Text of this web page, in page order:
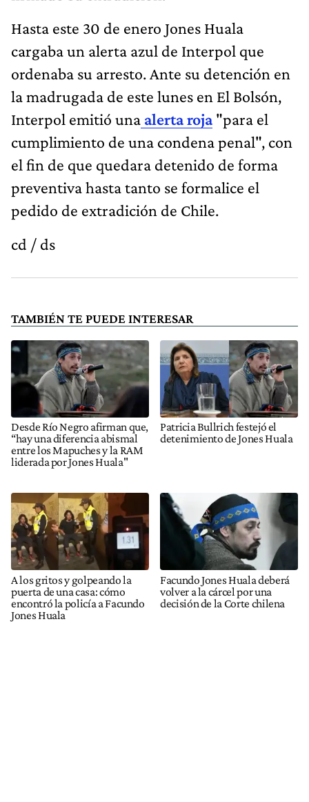
Hasta este 30 de enero Jones Huala
cargaba un alerta azul de Interpol que
ordenaba su arresto. Ante su detención en
la madrugada de este lunes en El Bolsón,
Interpol emitió una alerta roja"para el
cumplimiento de una condena penal", con
el fin de que quedara detenido de forma
preventiva hasta tanto se formalice el
pedido de extradición de Chile.
cd / ds
TAMBIÉN TE PUEDE INTERESAR
Desde Río Negro afirman que,
“hay una diferencia abismal
entre los Mapuches y la RAM
liderada por Jones Huala"
Patricia Bullrich festejó el
detenimiento de Jones Huala
A los gritos y golpeando la
puerta de una casa: cómo
encontró la policía a Facundo
Jones Huala
Facundo Jones Huala deberá
volver a la cárcel por una
decisión de la Corte chilena